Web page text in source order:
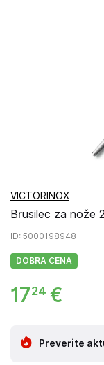
VICTORINOX
Brusilec za nože
ID: 5000198948
DOBRA CENA
1724 €
Preverite